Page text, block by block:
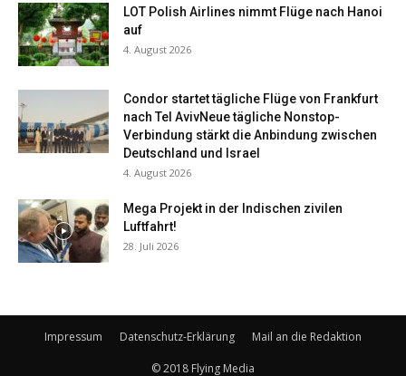
LOT Polish Airlines nimmt Flüge nach Hanoi
auf
4. August 2026
Condor startet tägliche Flüge von Frankfurt
nach Tel AvivNeue tägliche Nonstop-
Verbindung stärkt die Anbindung zwischen
Deutschland und Israel
4. August 2026
Mega Projekt in der Indischen zivilen
Luftfahrt!
28. Juli 2026
Impressum Datenschutz-Erklärung Mail an die Redaktion
© 2018 Flying Media